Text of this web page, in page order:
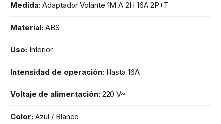
Medida: Adaptador Volante 1M A 2H 16A 2P+T
Material: ABS
Uso: Interior
Intensidad de operación: Hasta 16A
Voltaje de alimentación: 220 V~
Color: Azul / Blanco